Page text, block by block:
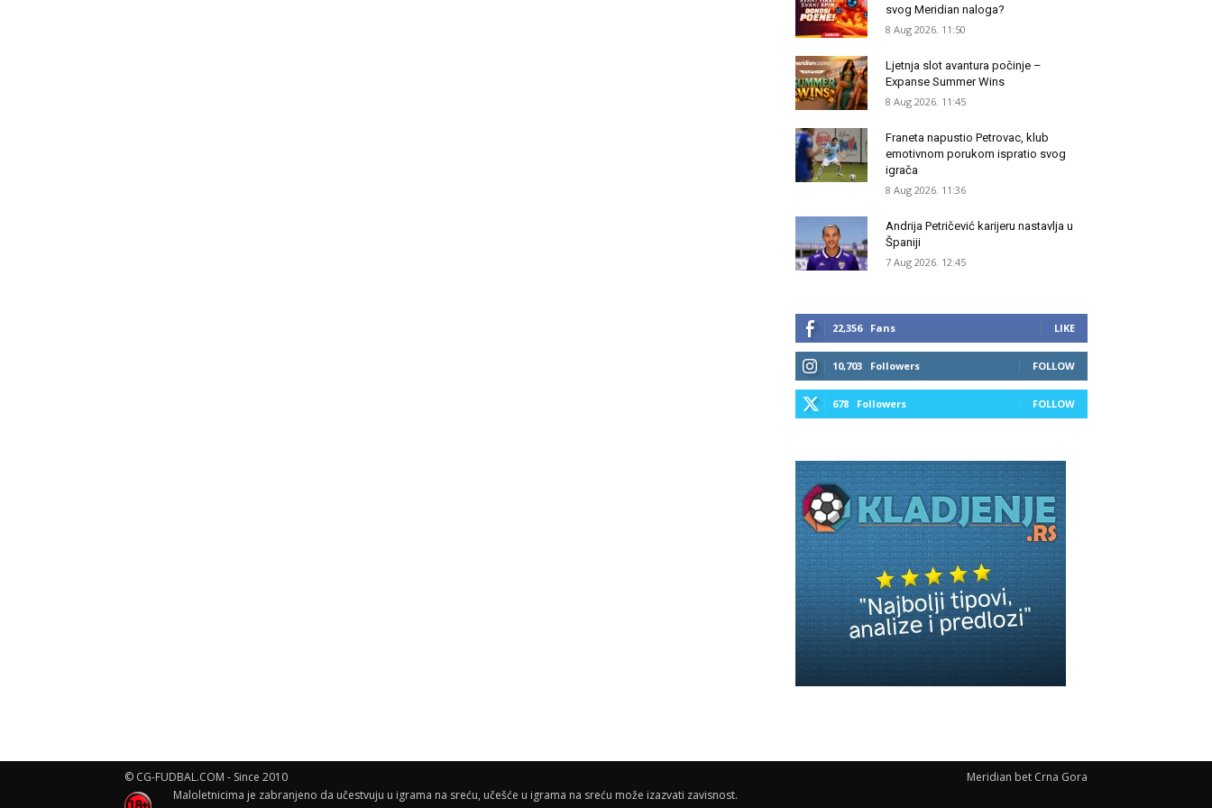
svog Meridian naloga?
8 Aug 2026. 11:50
Ljetnja slot avantura počinje –
Expanse Summer Wins
8 Aug 2026. 11:45
Franeta napustio Petrovac, klub
emotivnom porukom ispratio svog
igrača
8 Aug 2026. 11:36
Andrija Petričević karijeru nastavlja u
Španiji
7 Aug 2026. 12:45
22,356 Fans LIKE
10,703 Followers FOLLOW
678 Followers FOLLOW
Meridian bet Crna Gora
© CG-FUDBAL.COM - Since 2010
Maloletnicima je zabranjeno da učestvuju u igrama na sreću, učešće u igrama na sreću može izazvati zavisnost.